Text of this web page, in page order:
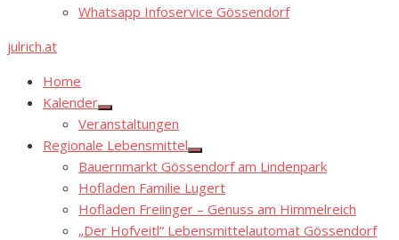
Whatsapp Infoservice Gössendorf
julrich.at
Home
Kalender
Show
sub
menu
Veranstaltungen
Regionale Lebensmittel
Show
sub
menu
Bauernmarkt Gössendorf am Lindenpark
Hofladen Familie Lugert
Hofladen Freiinger – Genuss am Himmelreich
„Der Hofveitl“ Lebensmittelautomat Gössendorf